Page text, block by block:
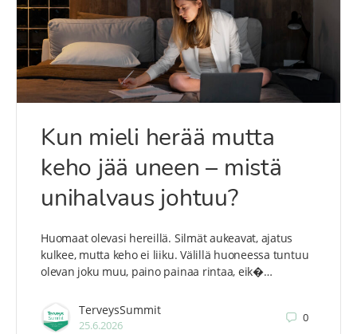
Kun mieli herää mutta
keho jää uneen – mistä
unihalvaus johtuu?
Huomaat olevasi hereillä. Silmät aukeavat, ajatus
kulkee, mutta keho ei liiku. Välillä huoneessa tuntuu
olevan joku muu, paino painaa rintaa, eik�…
TerveysSummit
25.6.2026
0